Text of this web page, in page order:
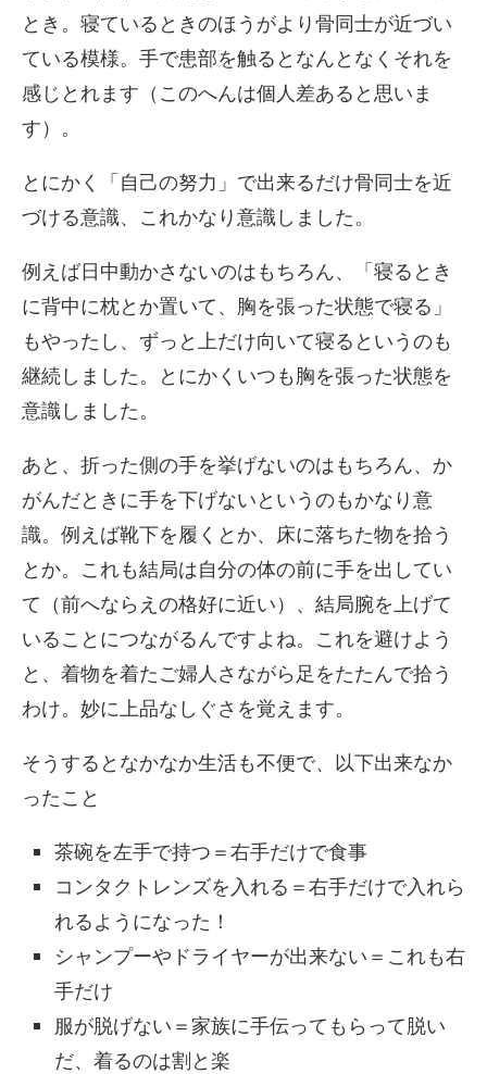
とき。寝ているときのほうがより骨同士が近づい
ている模様。手で患部を触るとなんとなくそれを
感じとれます（このへんは個人差あると思いま
す）。
とにかく「自己の努力」で出来るだけ骨同士を近
づける意識、これかなり意識しました。
例えば日中動かさないのはもちろん、「寝るとき
に背中に枕とか置いて、胸を張った状態で寝る」
もやったし、ずっと上だけ向いて寝るというのも
継続しました。とにかくいつも胸を張った状態を
意識しました。
あと、折った側の手を挙げないのはもちろん、か
がんだときに手を下げないというのもかなり意
識。例えば靴下を履くとか、床に落ちた物を拾う
とか。これも結局は自分の体の前に手を出してい
て（前へならえの格好に近い）、結局腕を上げて
いることにつながるんですよね。これを避けよう
と、着物を着たご婦人さながら足をたたんで拾う
わけ。妙に上品なしぐさを覚えます。
そうするとなかなか生活も不便で、以下出来なか
ったこと
茶碗を左手で持つ＝右手だけで食事
コンタクトレンズを入れる＝右手だけで入れら
れるようになった！
シャンプーやドライヤーが出来ない＝これも右
手だけ
服が脱げない＝家族に手伝ってもらって脱い
だ、着るのは割と楽